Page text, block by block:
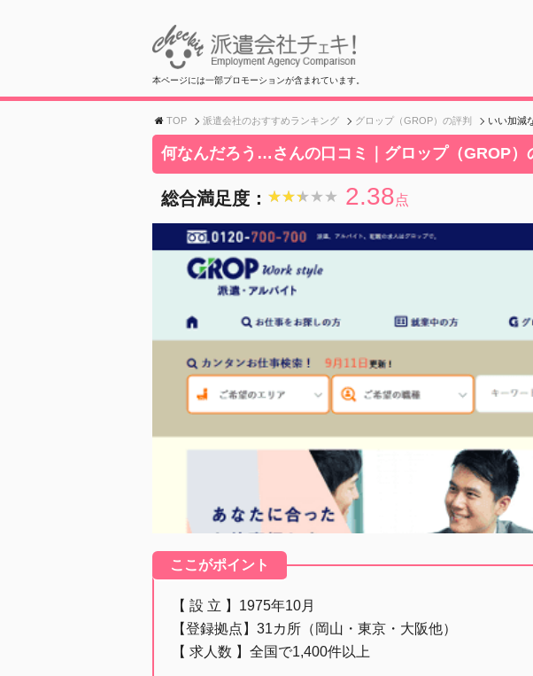
本ページには一部プロモーションが含まれています。
TOP 派遣会社のおすすめランキング グロップ（GROP）の評判 いい加減
何なんだろう…さんの口コミ｜グロップ（GROP）
総合満足度： ★★★★★
★★★★★ 2.38点
ここがポイント
【 設 立 】1975年10月
【登録拠点】31カ所（岡山・東京・大阪他）
【 求人数 】全国で1,400件以上